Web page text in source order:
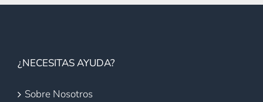
¿NECESITAS AYUDA?
Sobre Nosotros